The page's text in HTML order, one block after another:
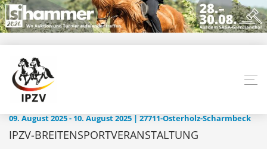
09. August 2025 - 10. August 2025 | 27711-Osterholz-Scharmbeck
IPZV-BREITENSPORTVERANSTALTUNG